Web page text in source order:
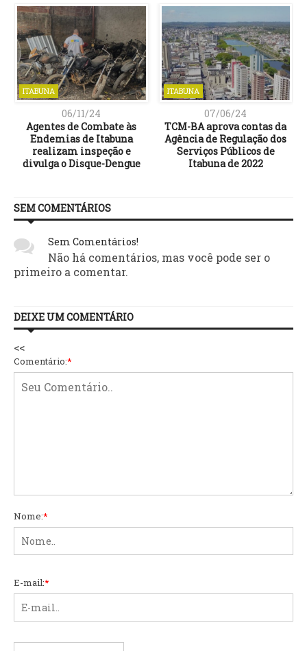
ITABUNA
06/11/24
Agentes de Combate às
Endemias de Itabuna
realizam inspeção e
divulga o Disque-Dengue
ITABUNA
07/06/24
TCM-BA aprova contas da
Agência de Regulação dos
Serviços Públicos de
Itabuna de 2022
SEM COMENTÁRIOS
Sem Comentários!
Não há comentários, mas você pode ser o
primeiro a comentar.
DEIXE UM COMENTÁRIO
<<
Comentário:*
Nome:*
E-mail:*